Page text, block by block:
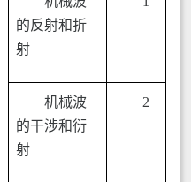
的反射和折
射
机械波
的干涉和衍
射
2